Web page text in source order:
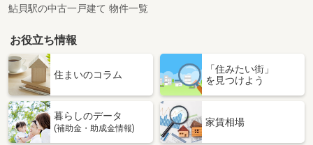
鮎貝駅の中古一戸建て 物件一覧
お役立ち情報
住まいのコラム
「住みたい街」
を見つけよう
暮らしのデータ
(補助金・助成金情報)
家賃相場